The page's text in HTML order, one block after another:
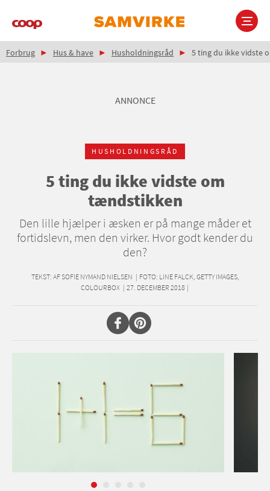
Main
Brødkrumme
Forbrug Hus & have Husholdningsråd 5 ting du ikke vidste
ANNONCE
HUSHOLDNINGSRÅD
5 ting du ikke vidste om
tændstikken
Den lille hjælper i æsken er på mange måder et
fortidslevn, men den virker. Hvor godt kender du
den?
TEKST: AF SOFIE NYMAND NIELSEN | FOTO: LINE FALCK, GETTY IMAGES,
COLOURBOX | 27. DECEMBER 2018 |